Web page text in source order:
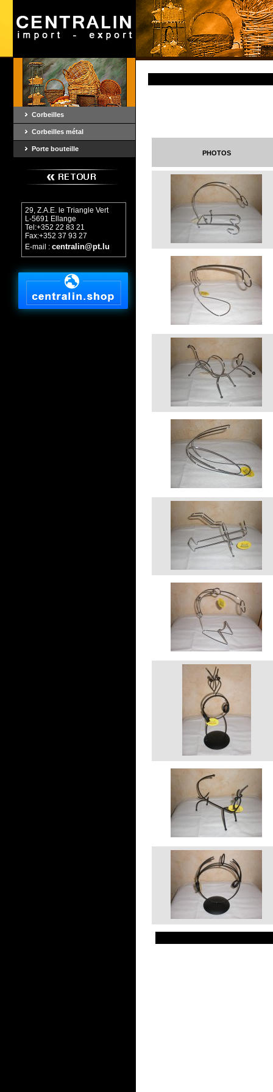
Corbeilles
Corbeilles métal
Porte bouteille
29, Z.A.E. le Triangle Vert
L-5691 Ellange
Tel:+352 22 83 21
Fax:+352 37 93 27
E-mail : centralin@pt.lu
photos